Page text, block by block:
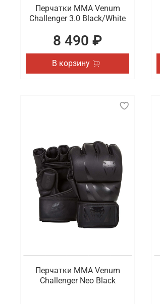
Перчатки ММА Venum
Challenger 3.0 Black/White
8 490 ₽
В корзину
Перчатки ММА Venum
Challenger Neo Black